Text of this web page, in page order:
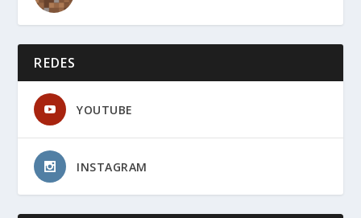
REDES
YOUTUBE
INSTAGRAM